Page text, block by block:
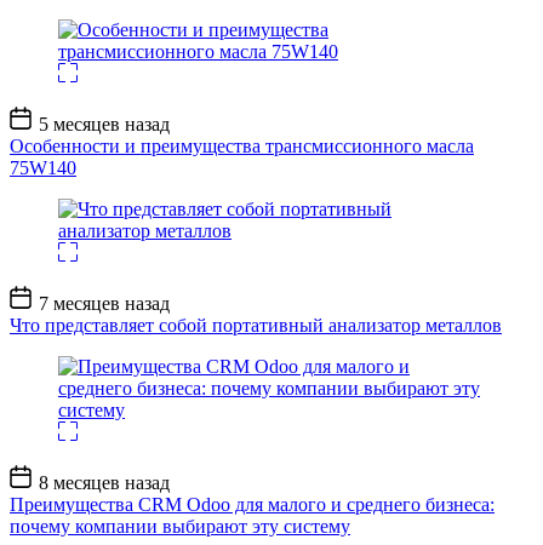
Дата
записи
5 месяцев назад
Особенности и преимущества трансмиссионного масла
75W140
Дата
записи
7 месяцев назад
Что представляет собой портативный анализатор металлов
Дата
записи
8 месяцев назад
Преимущества CRM Odoo для малого и среднего бизнеса:
почему компании выбирают эту систему